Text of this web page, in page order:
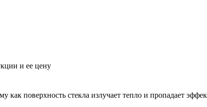
и ее цену
поверхность стекла излучает тепло и пропадает